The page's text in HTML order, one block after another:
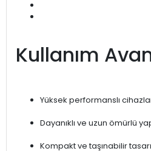
Kullanım
Yüksek performanslı
Dayanıklı ve uzun ömürlü
Kompakt ve taşınabilir